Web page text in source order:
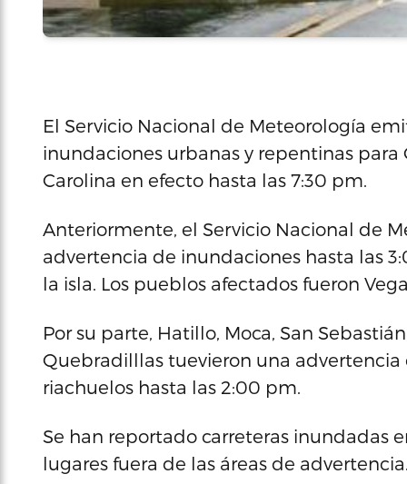
El Servicio Nacional de Meteorología
inundaciones urbanas y repentinas para
Carolina en efecto hasta las 7:30 pm.
Anteriormente, el Servicio Nacional de
advertencia de inundaciones hasta las
la isla. Los pueblos afectados fueron
Por su parte, Hatillo, Moca, San
Quebradilllas tuevieron una
riachuelos hasta las 2:00 pm.
Se han reportado carreteras inundadas
lugares fuera de las áreas de